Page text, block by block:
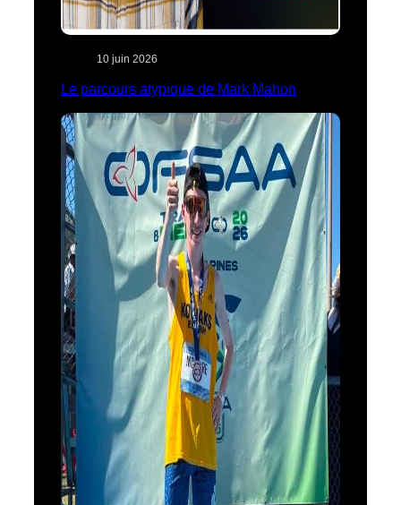
10 juin 2026
Le parcours atypique de Mark Mahon